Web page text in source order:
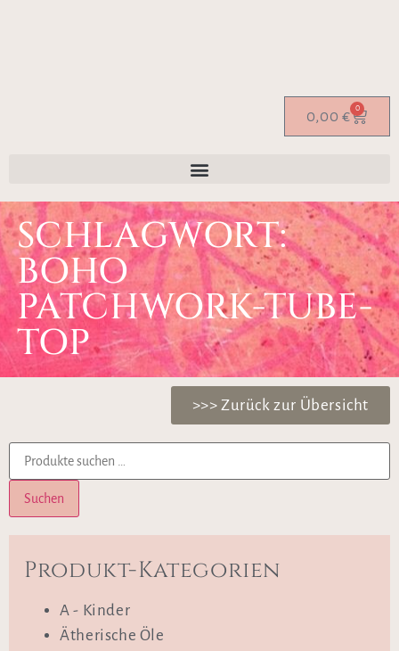
0,00 € 0
SCHLAGWORT:
BOHO
PATCHWORK-TUBE-
TOP
>>> Zurück zur Übersicht
Suchen
Produkt-Kategorien
A - Kinder
Ätherische Öle